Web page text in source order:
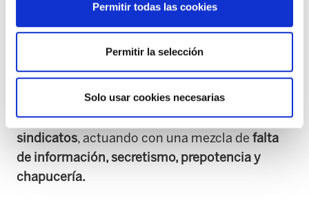
Permitir todas las cookies
Permitir la selección
Solo usar cookies necesarias
la integración de la Sanidad Penitenciaria en
Osakidetza. En todos estos temas,Osakidetza
ha negado la posibilidad de negociación real
haciendo caso omiso a las propuestas de los
sindicatos, actuando con una mezcla de falta
de información, secretismo, prepotencia y
chapucería.